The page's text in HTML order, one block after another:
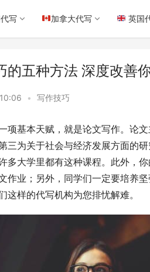
写 加拿大代写 英国
五种方法 深度改善
• 写作技巧
项基本天赋，就是论文写作。论
三为关于社会与经济发展方面的
多大学里都有这种课程。此外，
作业；另外，同学们一定要培养
样的代写机构为您排忧解难。